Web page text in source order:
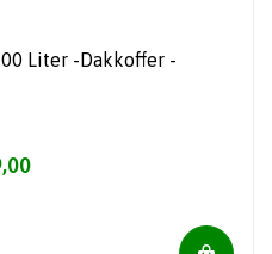
Liter -Dakkoffer -